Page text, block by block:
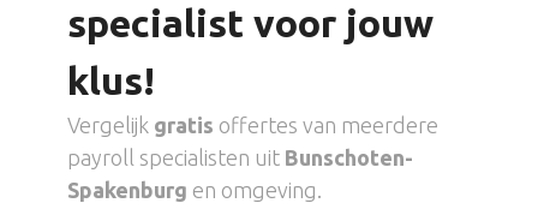
specialist voor jouw
klus!
Vergelijk gratis offertes van meerdere
payroll specialisten uit Bunschoten-
Spakenburg en omgeving.